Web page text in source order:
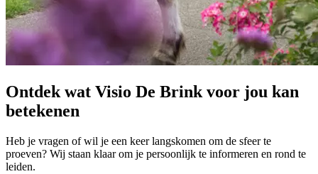
Ontdek wat Visio De Brink voor jou kan
betekenen
Heb je vragen of wil je een keer langskomen om de sfeer te
proeven? Wij staan klaar om je persoonlijk te informeren en rond te
leiden.